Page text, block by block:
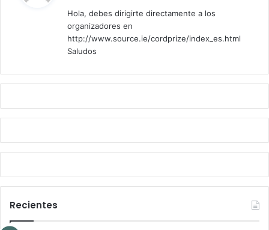
e
Hola, debes dirigirte directamente a los
organizadores en
http://www.source.ie/cordprize/index_es.html
Saludos
Recientes